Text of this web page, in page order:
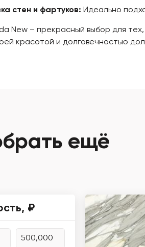
стен и фартуков: Идеально
New – прекрасный выбор для
красотой и долговечностью
ещё
₽